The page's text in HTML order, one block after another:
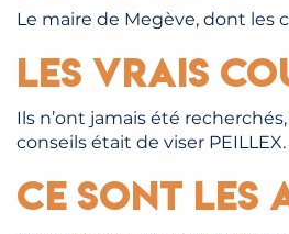
Le maire de Megève, dont les
Les vrais
Ils n’ont jamais été
conseils était de viser PEILLEX.
Ce sont les